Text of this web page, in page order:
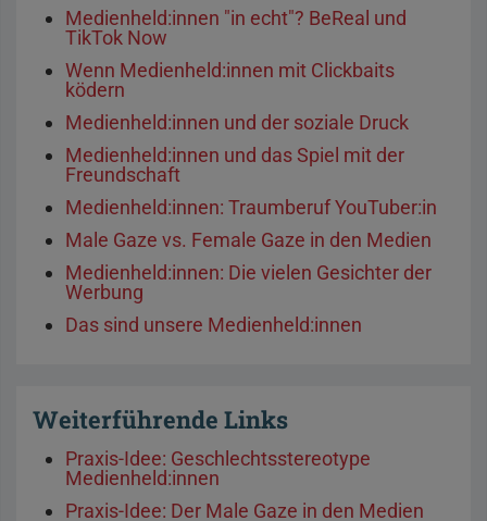
Medienheld:innen "in echt"? BeReal und
TikTok Now
Wenn Medienheld:innen mit Clickbaits
ködern
Medienheld:innen und der soziale Druck
Medienheld:innen und das Spiel mit der
Freundschaft
Medienheld:innen: Traumberuf YouTuber:in
Male Gaze vs. Female Gaze in den Medien
Medienheld:innen: Die vielen Gesichter der
Werbung
Das sind unsere Medienheld:innen
Weiterführende Links
Praxis-Idee: Geschlechtsstereotype
Medienheld:innen
Praxis-Idee: Der Male Gaze in den Medien